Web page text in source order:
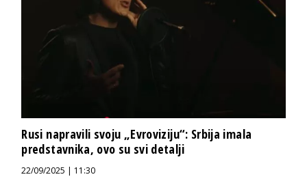
Rusi napravili svoju „Evroviziju“: Srbija imala
predstavnika, ovo su svi detalji
22/09/2025 | 11:30